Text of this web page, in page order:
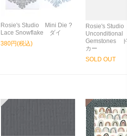
Rosie's Studio Mini Die ?
Lace Snowflake ダイ
380円(税込)
Rosie's
Unconditional
Gemstones
カー
SOLD OUT